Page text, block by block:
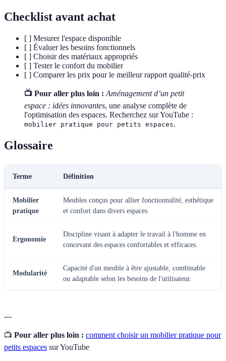
Checklist avant achat
[ ] Mesurer l'espace disponible
[ ] Évaluer les besoins fonctionnels
[ ] Choisir des matériaux appropriés
[ ] Tester le confort du mobilier
[ ] Comparer les prix pour le meilleur rapport qualité-prix
📺 Pour aller plus loin : Aménagement d’un petit
espace : idées innovantes, une analyse complète de
l'optimisation des espaces. Recherchez sur YouTube :
mobilier pratique pour petits espaces.
Glossaire
Terme Définition
Mobilier
pratique
Meubles conçus pour allier fonctionnalité, esthétique
et confort dans divers espaces.
Ergonomie
Discipline visant à adapter le travail à l'homme en
concevant des espaces confortables et efficaces.
Modularité
Capacité d'un meuble à être ajustable, combinable
ou adaptable selon les besoins de l'utilisateur.
---
📺 Pour aller plus loin : comment choisir un mobilier pratique pour
petits espaces sur YouTube